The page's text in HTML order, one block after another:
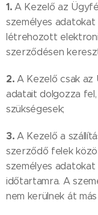
1.A Kezelő az
személyes
létrehozott
szerződésen
2.A Kezelő csak az
adatait dolgozza
szükségesek;
3.A Kezelő a
szerződő felek
személyes
időtartamra. A
nem kerülnek át